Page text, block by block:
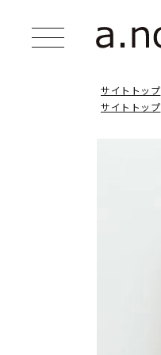
サイトトップ
サイトトップ